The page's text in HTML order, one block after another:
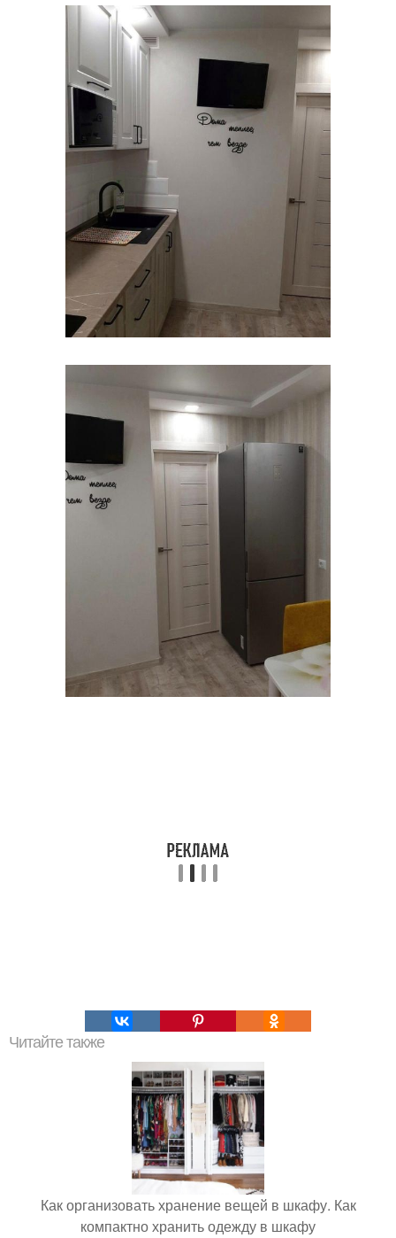
Читайте также
Как организовать хранение вещей в шкафу. Как
компактно хранить одежду в шкафу